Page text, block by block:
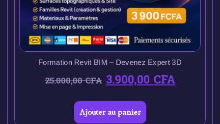
Formation Revit BIM – Devenez Expert 3D
25.000,00CFA 3.900,00CFA
Ajouter au panier